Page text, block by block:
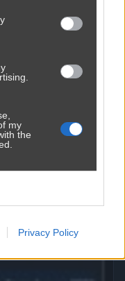
my
the
Privacy Policy